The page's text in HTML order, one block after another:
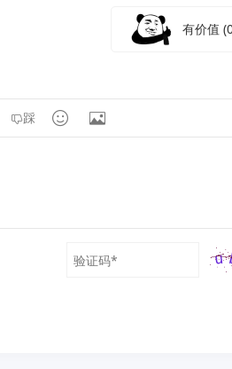
有价值
踩  